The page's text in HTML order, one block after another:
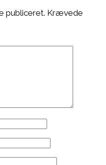
publiceret. Krævede